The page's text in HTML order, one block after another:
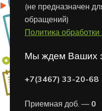
(не предназначен
обращений)
Политика
Мы ждем Ваших
+7(3467) 33-20-68
Приемная доб. — 0